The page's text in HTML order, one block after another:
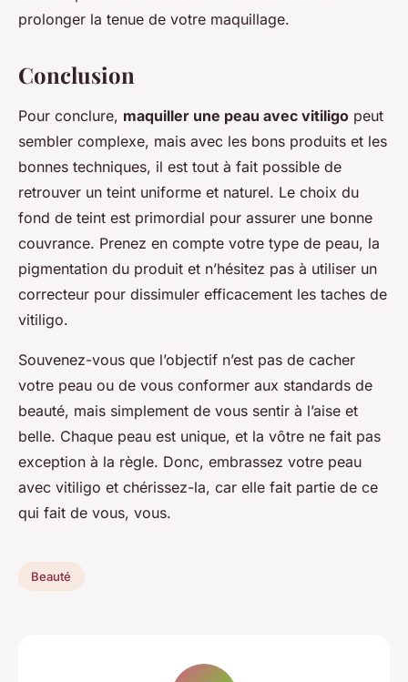
prolonger la tenue de votre maquillage.
Conclusion
Pour conclure, maquiller une peau avec vitiligo peut
sembler complexe, mais avec les bons produits et les
bonnes techniques, il est tout à fait possible de
retrouver un teint uniforme et naturel. Le choix du
fond de teint est primordial pour assurer une bonne
couvrance. Prenez en compte votre type de peau, la
pigmentation du produit et n’hésitez pas à utiliser un
correcteur pour dissimuler efficacement les taches de
vitiligo.
Souvenez-vous que l’objectif n’est pas de cacher
votre peau ou de vous conformer aux standards de
beauté, mais simplement de vous sentir à l’aise et
belle. Chaque peau est unique, et la vôtre ne fait pas
exception à la règle. Donc, embrassez votre peau
avec vitiligo et chérissez-la, car elle fait partie de ce
qui fait de vous, vous.
Beauté